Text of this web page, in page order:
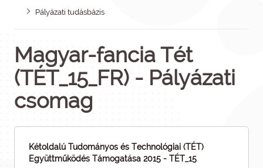
Pályázati tudásbázis
Magyar-fancia Tét
(TÉT_15_FR) - Pályázati
csomag
Kétoldalú Tudományos és Technológiai (TÉT)
Együttműködés Támogatása 2015 - TÉT_15